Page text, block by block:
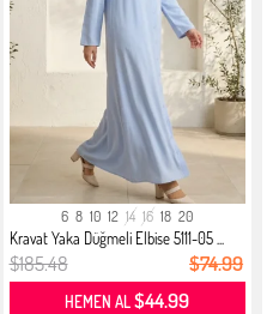
6 8 10 12 14 16 18 20
Kravat Yaka Düğmeli Elbise 5111-05 ...
$185.48 $74.99
HEMEN AL$44.99